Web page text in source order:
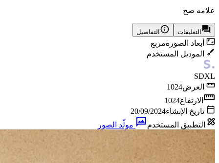
علامه صح
التعليقات التفاصيل
أبعاد الصورةمربع
الموديل المستخدم
SDXL
العرض1024
الارتفاع1024
تاريخ الإنشاء20/09/2024
التطبيق المستخدم
مولّد الصور